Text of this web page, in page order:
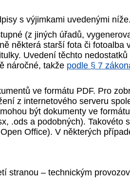
s výjimkami uvedenými níže.
(z jiných úřadů,
některá starší fota či
Uvedení těchto
náročné, takže podle § 7
ve formátu PDF. Pro
z internetového serveru
být dokumenty ve
.ods a podobných). Takovéto
Office). V některých
stranou – technickým